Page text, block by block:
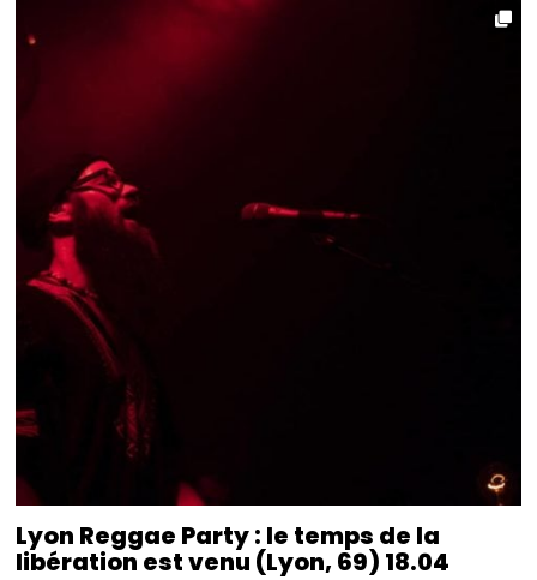
Lyon Reggae Party : le temps de la
libération est venu (Lyon, 69) 18.04